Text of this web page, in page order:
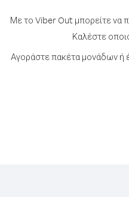
Με το Viber Out μπορείτε να
Καλέστε
Αγοράστε πακέτα μονάδων ή